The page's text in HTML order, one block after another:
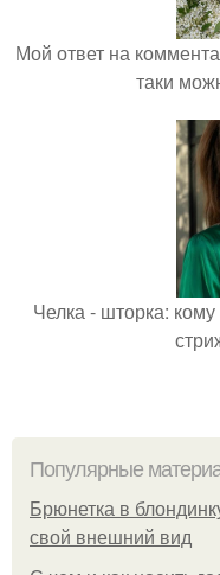
Мой ответ на
таки
Челка - шторка: кому
Популярные
Брюнетка в
свой внешний вид